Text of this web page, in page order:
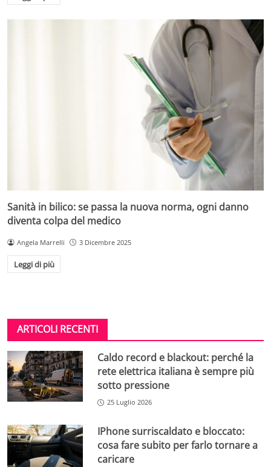
Sanità in bilico: se passa la nuova norma, ogni danno
diventa colpa del medico
Angela Marrelli 3 Dicembre 2025
Leggi di più
ARTICOLI RECENTI
Caldo record e blackout: perché la
rete elettrica italiana è sempre più
sotto pressione
25 Luglio 2026
IPhone surriscaldato e bloccato:
cosa fare subito per farlo tornare a
caricare